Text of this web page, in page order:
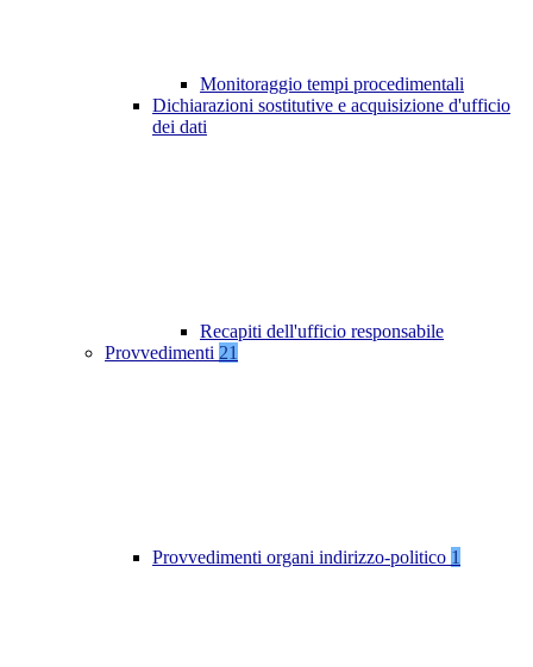
Monitoraggio tempi procedimentali
Dichiarazioni sostitutive e acquisizione d'ufficio
dei dati
Recapiti dell'ufficio responsabile
Provvedimenti 21
Provvedimenti organi indirizzo-politico 1